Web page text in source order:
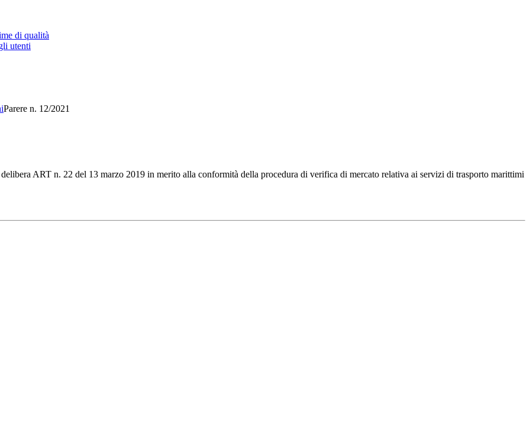
di qualità
utenti
Parere n. 12/2021
ART n. 22 del 13 marzo 2019 in merito alla conformità della procedura di verifica di mercato relativa ai servizi di trasporto marittimi